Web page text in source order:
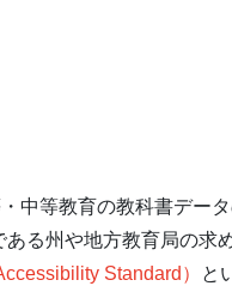
等教育の教科書データ
る州や地方教育局の求
Standard）
と